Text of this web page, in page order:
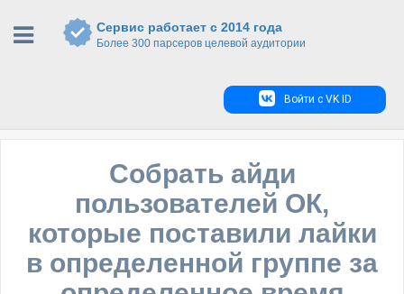
Сервис работает с 2014 года
Более 300 парсеров целевой аудитории
Войти с VK ID
Собрать айди
пользователей ОК,
которые поставили лайки
в определенной группе за